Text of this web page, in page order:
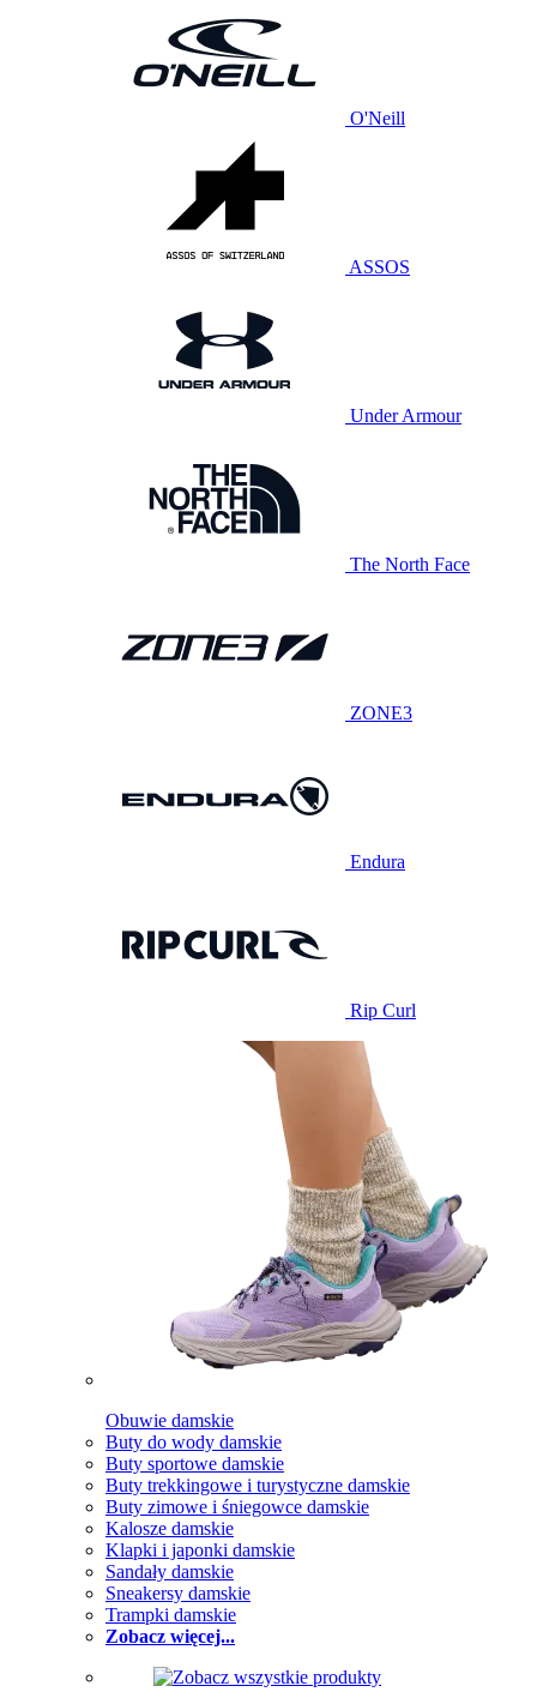
O'Neill
ASSOS
Under Armour
The North Face
ZONE3
Endura
Rip Curl
Obuwie damskie
Buty do wody damskie
Buty sportowe damskie
Buty trekkingowe i turystyczne damskie
Buty zimowe i śniegowce damskie
Kalosze damskie
Klapki i japonki damskie
Sandały damskie
Sneakersy damskie
Trampki damskie
Zobacz więcej...